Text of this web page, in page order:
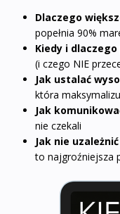
Dlaczego
popełnia 90%
Kiedy i
(i czego NIE
Jak ustalać
która
Jak
nie czekali
Jak nie
to najgroźniejsza